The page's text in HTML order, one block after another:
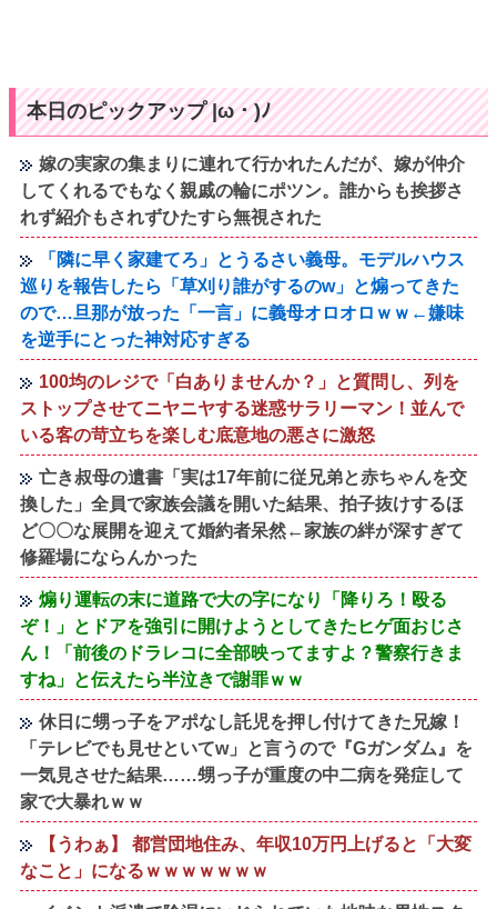
本日のピックアップ |ω・)ﾉ
嫁の実家の集まりに連れて行かれたんだが、嫁が仲介
してくれるでもなく親戚の輪にポツン。誰からも挨拶さ
れず紹介もされずひたすら無視された
「隣に早く家建てろ」とうるさい義母。モデルハウス
巡りを報告したら「草刈り誰がするのw」と煽ってきた
ので…旦那が放った「一言」に義母オロオロｗｗ←嫌味
を逆手にとった神対応すぎる
100均のレジで「白ありませんか？」と質問し、列を
ストップさせてニヤニヤする迷惑サラリーマン！並んで
いる客の苛立ちを楽しむ底意地の悪さに激怒
亡き叔母の遺書「実は17年前に従兄弟と赤ちゃんを交
換した」全員で家族会議を開いた結果、拍子抜けするほ
ど〇〇な展開を迎えて婚約者呆然←家族の絆が深すぎて
修羅場にならんかった
煽り運転の末に道路で大の字になり「降りろ！殴る
ぞ！」とドアを強引に開けようとしてきたヒゲ面おじさ
ん！「前後のドラレコに全部映ってますよ？警察行きま
すね」と伝えたら半泣きで謝罪ｗｗ
休日に甥っ子をアポなし託児を押し付けてきた兄嫁！
「テレビでも見せといてw」と言うので『Gガンダム』を
一気見させた結果……甥っ子が重度の中二病を発症して
家で大暴れｗｗ
【うわぁ】 都営団地住み、年収10万円上げると「大変
なこと」になるｗｗｗｗｗｗｗ